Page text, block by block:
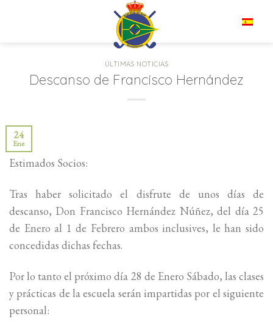
ÚLTIMAS NOTICIAS
Descanso de Francisco Hernández
24
Ene
Estimados Socios:
Tras haber solicitado el disfrute de unos días de
descanso, Don Francisco Hernández Núñez, del día 25
de Enero al 1 de Febrero ambos inclusives, le han sido
concedidas dichas fechas.
Por lo tanto el próximo día 28 de Enero Sábado, las clases
y prácticas de la escuela serán impartidas por el siguiente
personal: